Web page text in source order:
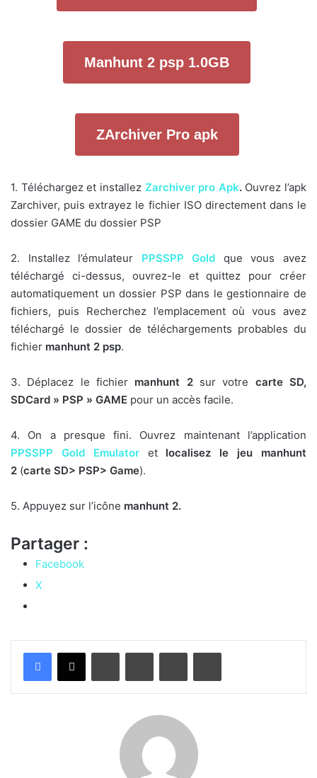
Manhunt 2 psp 1.0GB
ZArchiver Pro apk
1. Téléchargez et installez Zarchiver pro Apk. Ouvrez l’apk
Zarchiver, puis extrayez le fichier ISO directement dans le
dossier GAME du dossier PSP
2. Installez l’émulateur PPSSPP Gold que vous avez
téléchargé ci-dessus, ouvrez-le et quittez pour créer
automatiquement un dossier PSP dans le gestionnaire de
fichiers, puis Recherchez l’emplacement où vous avez
téléchargé le dossier de téléchargements probables du
fichier manhunt 2 psp.
3. Déplacez le fichier manhunt 2 sur votre carte SD,
SDCard » PSP » GAME pour un accès facile.
4. On a presque fini. Ouvrez maintenant l’application
PPSSPP Gold Emulatoret localisez le jeu manhunt
2 (carte SD> PSP> Game).
5. Appuyez sur l’icône manhunt 2.
Partager :
Facebook
X
LinkedinPinterestPartager par email Imprimer